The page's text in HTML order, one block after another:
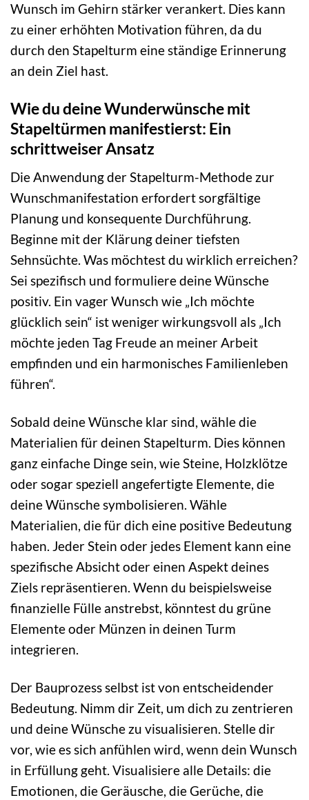
Wunsch im Gehirn stärker verankert. Dies kann
zu einer erhöhten Motivation führen, da du
durch den Stapelturm eine ständige Erinnerung
an dein Ziel hast.
Wie du deine Wunderwünsche mit
Stapeltürmen manifestierst: Ein
schrittweiser Ansatz
Die Anwendung der Stapelturm-Methode zur
Wunschmanifestation erfordert sorgfältige
Planung und konsequente Durchführung.
Beginne mit der Klärung deiner tiefsten
Sehnsüchte. Was möchtest du wirklich erreichen?
Sei spezifisch und formuliere deine Wünsche
positiv. Ein vager Wunsch wie „Ich möchte
glücklich sein“ ist weniger wirkungsvoll als „Ich
möchte jeden Tag Freude an meiner Arbeit
empfinden und ein harmonisches Familienleben
führen“.
Sobald deine Wünsche klar sind, wähle die
Materialien für deinen Stapelturm. Dies können
ganz einfache Dinge sein, wie Steine, Holzklötze
oder sogar speziell angefertigte Elemente, die
deine Wünsche symbolisieren. Wähle
Materialien, die für dich eine positive Bedeutung
haben. Jeder Stein oder jedes Element kann eine
spezifische Absicht oder einen Aspekt deines
Ziels repräsentieren. Wenn du beispielsweise
finanzielle Fülle anstrebst, könntest du grüne
Elemente oder Münzen in deinen Turm
integrieren.
Der Bauprozess selbst ist von entscheidender
Bedeutung. Nimm dir Zeit, um dich zu zentrieren
und deine Wünsche zu visualisieren. Stelle dir
vor, wie es sich anfühlen wird, wenn dein Wunsch
in Erfüllung geht. Visualisiere alle Details: die
Emotionen, die Geräusche, die Gerüche, die